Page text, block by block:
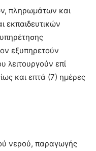
πληρωμάτων και
εκπαιδευτικών
εξυπηρετούν
λειτουργούν επί
και επτά (7) ημέρες
νερού, παραγωγής